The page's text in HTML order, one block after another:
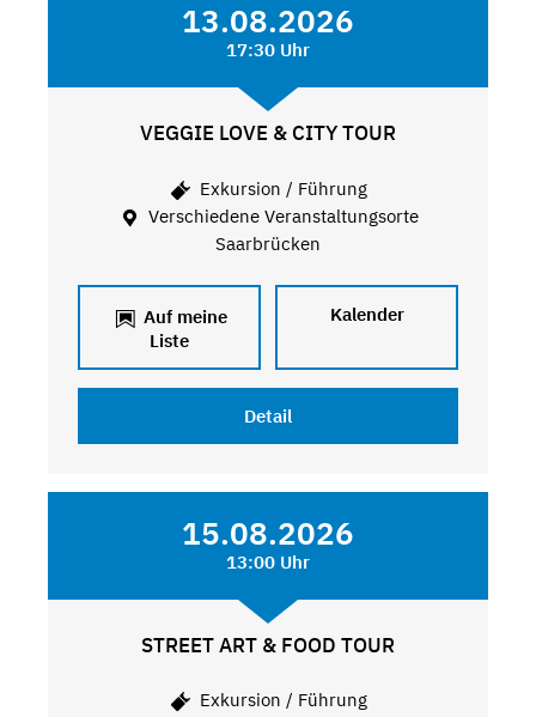
13.08.2026
17:30 Uhr
VEGGIE LOVE & CITY TOUR
Exkursion / Führung
Verschiedene Veranstaltungsorte
Saarbrücken
Auf meine
Liste
Kalender
Detail
15.08.2026
13:00 Uhr
STREET ART & FOOD TOUR
Exkursion / Führung